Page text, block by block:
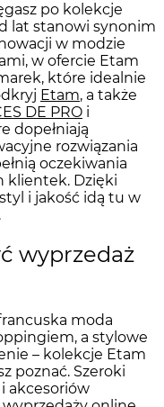
po kolekcje
lat stanowi synonim
w modzie
w ofercie Etam
które idealnie
Etam, a także
DE PRO i
dopełniają
rozwiązania
oczekiwania
klientek. Dzięki
i jakość idą tu w
wyprzedaż
moda
a stylowe
– kolekcje Etam
poznać. Szeroki
akcesoriów